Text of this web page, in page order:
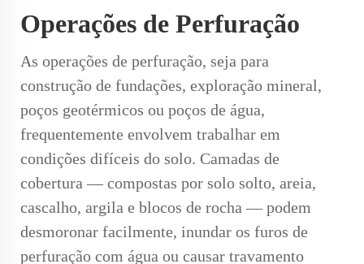
Operações de Perfuração
As operações de perfuração, seja para
construção de fundações, exploração mineral,
poços geotérmicos ou poços de água,
frequentemente envolvem trabalhar em
condições difíceis do solo. Camadas de
cobertura — compostas por solo solto, areia,
cascalho, argila e blocos de rocha — podem
desmoronar facilmente, inundar os furos de
perfuração com água ou causar travamento